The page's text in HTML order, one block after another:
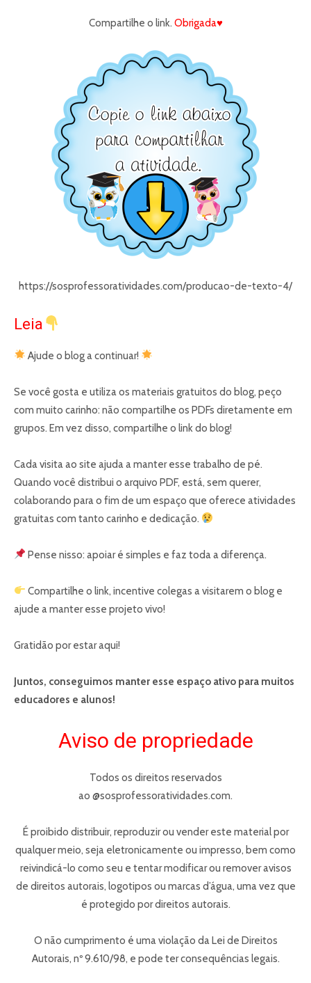
Compartilhe o link. Obrigada♥
https://sosprofessoratividades.com/producao-de-texto-4/
Leia
Ajude o blog a continuar!
Se você gosta e utiliza os materiais gratuitos do blog, peço
com muito carinho: não compartilhe os PDFs diretamente em
grupos. Em vez disso, compartilhe o link do blog!
Cada visita ao site ajuda a manter esse trabalho de pé.
Quando você distribui o arquivo PDF, está, sem querer,
colaborando para o fim de um espaço que oferece atividades
gratuitas com tanto carinho e dedicação.
Pense nisso: apoiar é simples e faz toda a diferença.
Compartilhe o link, incentive colegas a visitarem o blog e
ajude a manter esse projeto vivo!
Gratidão por estar aqui!
Juntos, conseguimos manter esse espaço ativo para muitos
educadores e alunos!
Aviso de propriedade
Todos os direitos reservados
ao @sosprofessoratividades.com.
É proibido distribuir, reproduzir ou vender este material por
qualquer meio, seja eletronicamente ou impresso, bem como
reivindicá-lo como seu e tentar modificar ou remover avisos
de direitos autorais, logotipos ou marcas d’água, uma vez que
é protegido por direitos autorais.
O não cumprimento é uma violação da Lei de Direitos
Autorais, nº 9.610/98, e pode ter consequências legais.